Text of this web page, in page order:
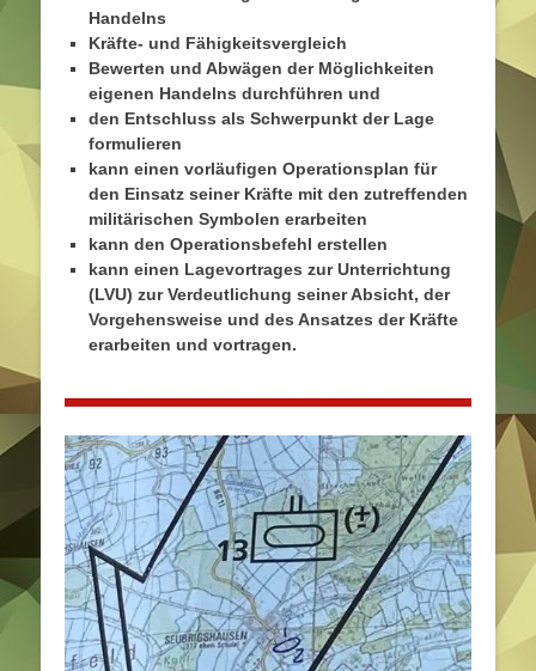
Handelns
Kräfte- und Fähigkeitsvergleich
Bewerten und Abwägen der Möglichkeiten
eigenen Handelns durchführen und
den Entschluss als Schwerpunkt der Lage
formulieren
kann einen vorläufigen Operationsplan für
den Einsatz seiner Kräfte mit den zutreffenden
militärischen Symbolen erarbeiten
kann den Operationsbefehl erstellen
kann einen Lagevortrages zur Unterrichtung
(LVU) zur Verdeutlichung seiner Absicht, der
Vorgehensweise und des Ansatzes der Kräfte
erarbeiten und vortragen.